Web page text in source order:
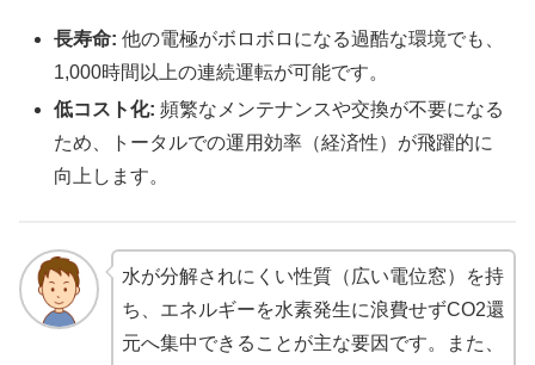
長寿命: 他の電極がボロボロになる過酷な環境でも、
1,000時間以上の連続運転が可能です。
低コスト化: 頻繁なメンテナンスや交換が不要になる
ため、トータルでの運用効率（経済性）が飛躍的に
向上します。
水が分解されにくい性質（広い電位窓）を持
ち、エネルギーを水素発生に浪費せずCO2還
元へ集中できることが主な要因です。また、